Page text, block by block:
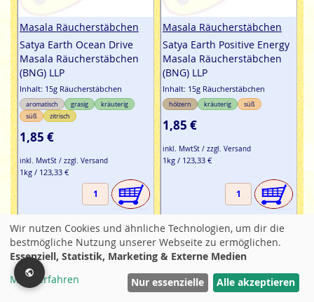
Masala Räucherstäbchen
Satya Earth Ocean Drive
Masala Räucherstäbchen
(BNG) LLP
Inhalt: 15g Räucherstäbchen
aromatisch grasig
kräuterig
süß
zitrisch
1,85 €
inkl. MwtSt / zzgl. Versand
1kg / 123,33 €
Masala Räucherstäbchen
Satya Earth Positive Energy
Masala Räucherstäbchen
(BNG) LLP
Inhalt: 15g Räucherstäbchen
hölzern kräuterig süß
1,85 €
inkl. MwtSt / zzgl. Versand
1kg / 123,33 €
Filter
Wir nutzen Cookies und ähnliche Technologien, um dir die
bestmögliche Nutzung unserer Webseite zu ermöglichen.
Essenziell, Statistik, Marketing & Externe Medien
Mehr erfahren
Nur essenzielle Alle akzeptieren